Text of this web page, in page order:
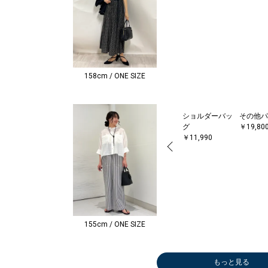
158cm / ONE SIZE
155cm / ONE SIZE
ショルダーバッ
グ
￥11,990
その他
￥19,800
Tシャツ/カット その他パ
ショルダーバッ Tシャツ/
その他トップス その他パ
トートバッグ タンクト
ハンドバッグ タンクト
トートバッグ ワンピー
かごバッグ Tシャツ/
トートバッグ ロング・
ショルダーバッ Tシャツ/
かごバッグ その他パ
Tシャツ/カット その他パ
ロング・マキシ サンダル
かごバッグ タンクト
トートバッグ タンクト
トートバッグ Tシャツ/
かごバッグ サンダル
トートバッグ その他ト
かごバッグ その他パ
ショルダーバッ Tシャツ/
ロング・マキシ サンダル
トートバッグ ワンピー
タンクトップ/ ショート
サンダル/エス タンクト
かごバッグ タンクト
その他バッグ その他パ
その他バッグ メガネ/
その他バッグ その他パ
かごバッグ タンクト
その他パンツ サンダル
折りたたみ傘 サンダル
タンクトップ/ その他パ
トートバッグ ロング・
その他トップス その他パ
ボストンバッグ Tシャツ/
トートバッグ タンクト
トートバッグ ワンピー
トートバッグ Tシャツ/
サンダル/エス
タンクトップ/ その他パ
トートバッグ その他パ
ハンドバッグ その他パ
トートバッグ タンクト
かごバッグ サンダル
かごバッグ タンクト
ボストンバッグ その他パ
ショルダーバッ タンクト
トートバッグ デニムパ
もっと見る